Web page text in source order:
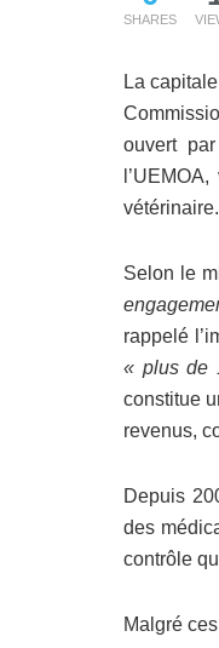
SHARES
La
ouvert
vétérinaire.
Selon le
rappelé
« plus de
constitue
revenus,
Depuis
des
contrôle
Malgré